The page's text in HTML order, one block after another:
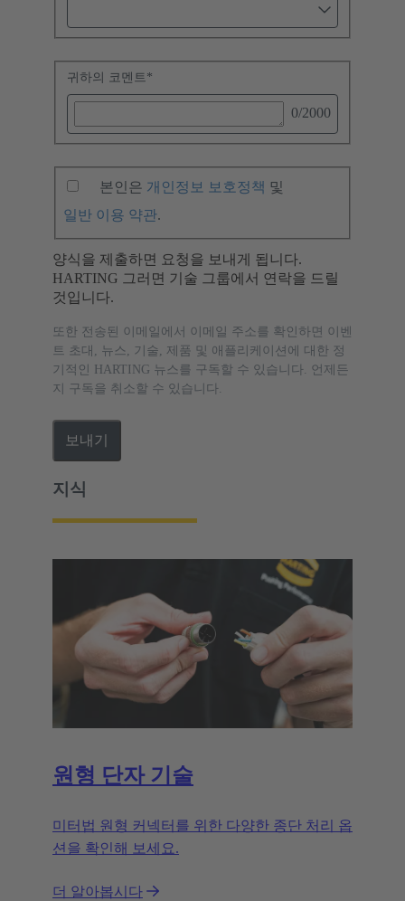
귀하의 코멘트 *
0/2000
본인은 개인정보 보호정책 및
일반 이용 약관.
양식을 제출하면 요청을 보내게 됩니다.
HARTING 그러면 기술 그룹에서 연락을 드릴
것입니다.
또한 전송된 이메일에서 이메일 주소를 확인하면 이벤
트 초대, 뉴스, 기술, 제품 및 애플리케이션에 대한 정
기적인 HARTING 뉴스를 구독할 수 있습니다. 언제든
지 구독을 취소할 수 있습니다.
보내기
지식
원형 단자 기술
미터법 원형 커넥터를 위한 다양한 종단 처리 옵
션을 확인해 보세요.
더 알아봅시다